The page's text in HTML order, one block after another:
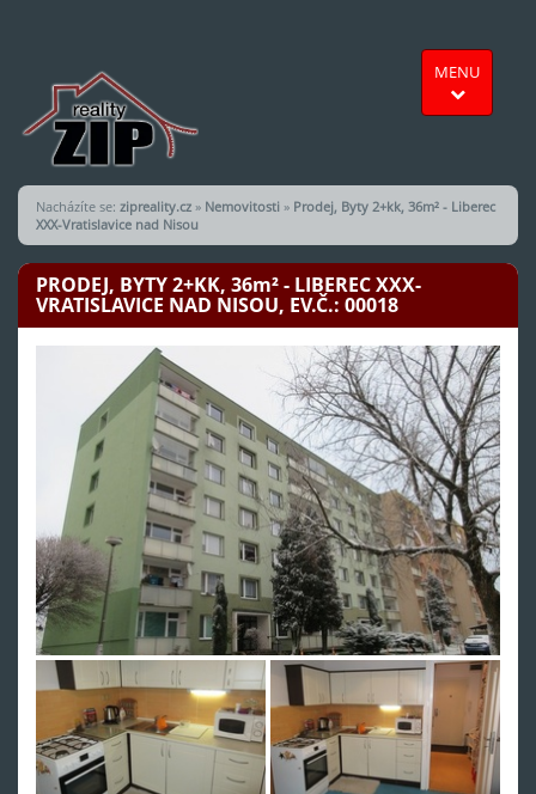
MENU
Nacházíte se: zipreality.cz » Nemovitosti » Prodej, Byty 2+kk, 36m² - Liberec
XXX-Vratislavice nad Nisou
PRODEJ, BYTY 2+KK, 36m²- LIBEREC XXX-
VRATISLAVICE NAD NISOU, EV.Č.: 00018